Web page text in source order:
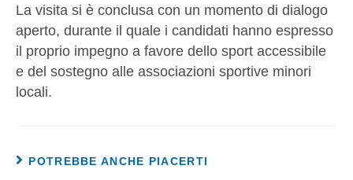
La visita si è conclusa con un momento di dialogo
aperto, durante il quale i candidati hanno espresso
il proprio impegno a favore dello sport accessibile
e del sostegno alle associazioni sportive minori
locali.
POTREBBE ANCHE PIACERTI